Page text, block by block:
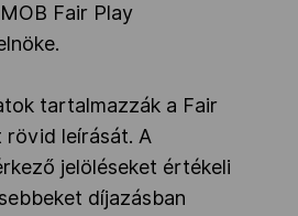
Fair Play
tartalmazzák a Fair
rövid leírását. A
jelöléseket értékeli
díjazásban